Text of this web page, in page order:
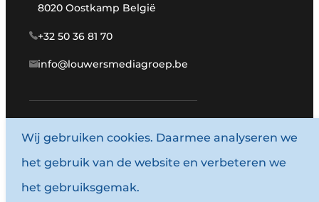
8020 Oostkamp België
+32 50 36 81 70
info@louwersmediagroep.be
www.louwersmediagroep.com
© 1987 - 2026 Louwersmediagroep.
Algemene voorwaarden
Wij gebruiken cookies. Daarmee analyseren we
het gebruik van de website en verbeteren we
het gebruiksgemak.